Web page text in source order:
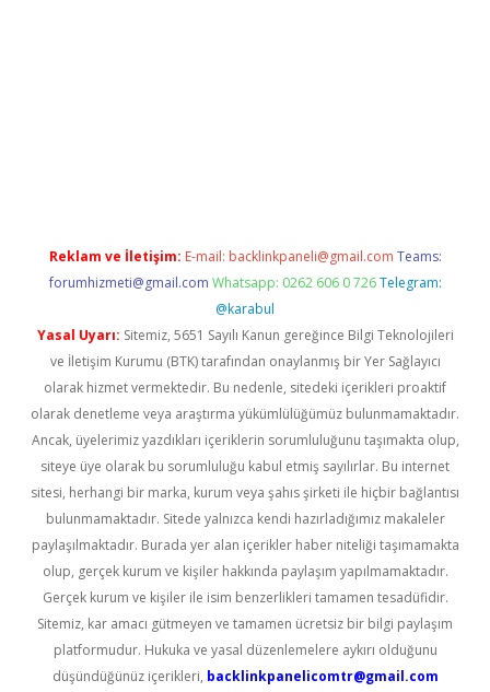
Reklam ve İletişim: E-mail: backlinkpaneli@gmail.com Teams:
forumhizmeti@gmail.com Whatsapp: 0262 606 0 726 Telegram:
@karabul
Yasal Uyarı: Sitemiz, 5651 Sayılı Kanun gereğince Bilgi Teknolojileri
ve İletişim Kurumu (BTK) tarafından onaylanmış bir Yer Sağlayıcı
olarak hizmet vermektedir. Bu nedenle, sitedeki içerikleri proaktif
olarak denetleme veya araştırma yükümlülüğümüz bulunmamaktadır.
Ancak, üyelerimiz yazdıkları içeriklerin sorumluluğunu taşımakta olup,
siteye üye olarak bu sorumluluğu kabul etmiş sayılırlar. Bu internet
sitesi, herhangi bir marka, kurum veya şahıs şirketi ile hiçbir bağlantısı
bulunmamaktadır. Sitede yalnızca kendi hazırladığımız makaleler
paylaşılmaktadır. Burada yer alan içerikler haber niteliği taşımamakta
olup, gerçek kurum ve kişiler hakkında paylaşım yapılmamaktadır.
Gerçek kurum ve kişiler ile isim benzerlikleri tamamen tesadüfidir.
Sitemiz, kar amacı gütmeyen ve tamamen ücretsiz bir bilgi paylaşım
platformudur. Hukuka ve yasal düzenlemelere aykırı olduğunu
düşündüğünüz içerikleri, backlinkpanelicomtr@gmail.com